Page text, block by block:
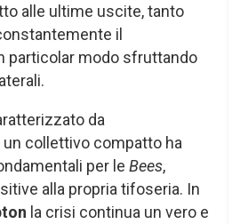
alle ultime uscite, tanto
il
particolar modo sfruttando
da
collettivo compatto ha
per le Bees,
alla propria tifoseria. In
la crisi continua un vero e